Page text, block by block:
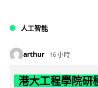
人工智能
arthur 16 小時
港大工程學院研